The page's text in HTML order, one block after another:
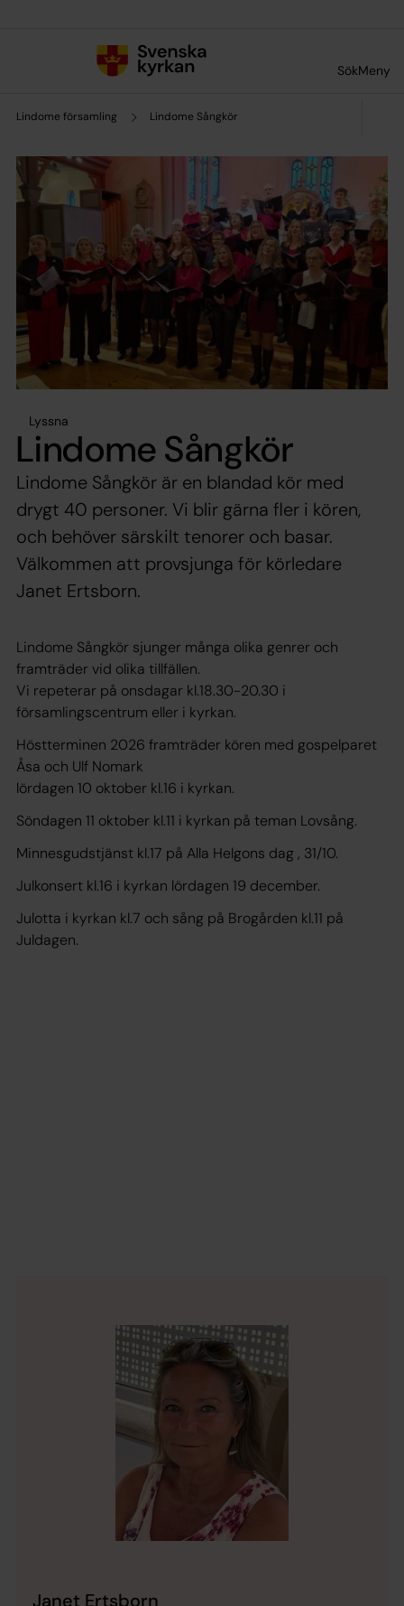
SökMeny
Lindome församling Lindome Sångkör
Lyssna
Lindome Sångkör
Lindome Sångkör är en blandad kör med
drygt 40 personer. Vi blir gärna fler i kören,
och behöver särskilt tenorer och basar.
Välkommen att provsjunga för körledare
Janet Ertsborn.
Lindome Sångkör sjunger många olika genrer och
framträder vid olika tillfällen.
Vi repeterar på onsdagar kl.18.30-20.30 i
församlingscentrum eller i kyrkan.
Höstterminen 2026 framträder kören med gospelparet
Åsa och Ulf Nomark
lördagen 10 oktober kl.16 i kyrkan.
Söndagen 11 oktober kl.11 i kyrkan på teman Lovsång.
Minnesgudstjänst kl.17 på Alla Helgons dag , 31/10.
Julkonsert kl.16 i kyrkan lördagen 19 december.
Julotta i kyrkan kl.7 och sång på Brogården kl.11 på
Juldagen.
Janet Ertsborn